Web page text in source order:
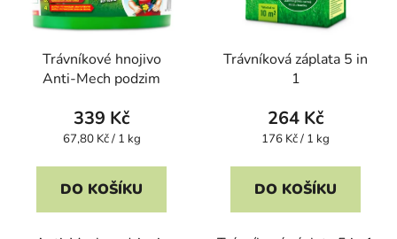
Trávníkové hnojivo
Anti-Mech podzim
339 Kč
Měrná
67,80 Kč / 1 kg
DO KOŠÍKU
Trávníková záplata 5 in
1
264 Kč
Měrná
176 Kč / 1 kg
DO KOŠÍKU